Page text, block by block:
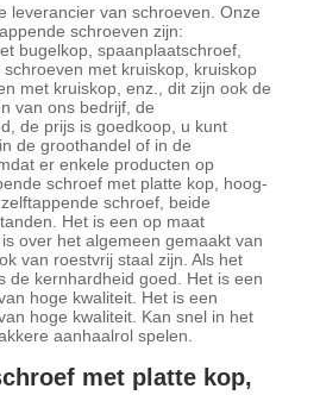
leverancier van schroeven. Onze
schroeven zijn:
bugelkop, spaanplaatschroef,
met kruiskop, kruiskop
met kruiskop, enz., dit zijn ook de
van ons bedrijf, de
de prijs is goedkoop, u kunt
de groothandel of in de
er enkele producten op
schroef met platte kop, hoog-
schroef, beide
Het is een op maat
over het algemeen gemaakt van
van roestvrij staal zijn. Als het
de kernhardheid goed. Het is een
hoge kwaliteit. Het is een
hoge kwaliteit. Kan snel in het
aanhaalrol spelen.
met platte kop,